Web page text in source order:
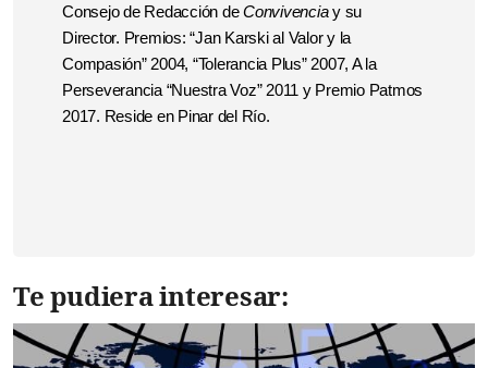
Consejo de Redacción deConvivenciay su
Director. Premios: “Jan Karski al Valor y la
Compasión” 2004, “Tolerancia Plus” 2007, A la
Perseverancia “Nuestra Voz” 2011 y Premio Patmos
2017. Reside en Pinar del Río.
Te pudiera interesar: